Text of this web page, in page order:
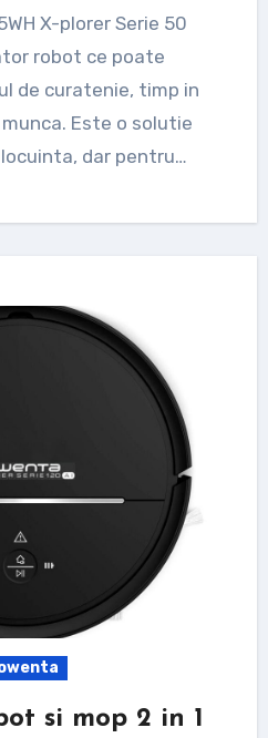
robot ce poate
de curatenie, timp in
Este o solutie
dar pentru…
si mop 2 in 1